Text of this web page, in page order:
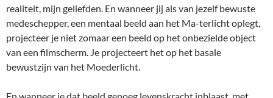
realiteit, mijn geliefden. En wanneer jij als van jezelf bewuste
medeschepper, een mentaal beeld aan het Ma-terlicht oplegt,
projecteer je niet zomaar een beeld op het onbezielde object
van een filmscherm. Je projecteert het op het basale
bewustzijn van het Moederlicht.